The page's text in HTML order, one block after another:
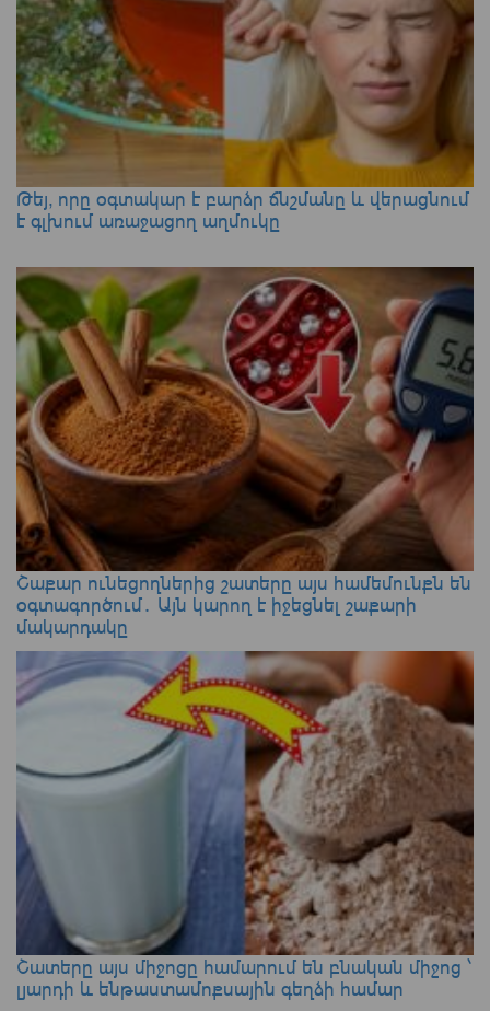
Թեյ, որը օգտակար է բարձր ճնշմանը և վերացնում
է գլխում առաջացող աղմուկը
Շաքար ունեցողներից շատերը այս համեմունքն են
օգտագործում․ Այն կարող է իջեցնել շաքարի
մակարդակը
Շատերը այս միջոցը համարում են բնական միջոց ՝
լյարդի և ենթաստամոքսային գեղձի համար